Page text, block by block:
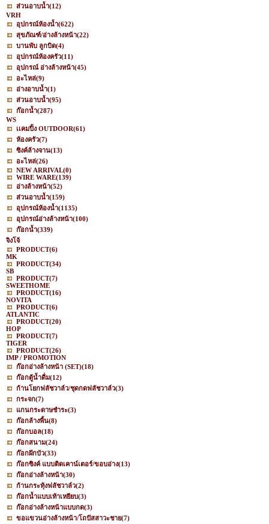
ส่วนอาบน้ำ(12)
VRH
อุปกรณ์ห้องน้ำ(622)
สุขภัณฑ์/อ่างล้างหน้า(22)
บานพับ ลูกบิด(4)
อุปกรณ์ห้องครัว(11)
อุปกรณ์ อ่างล้างหน้า(45)
อะไหล่(9)
อ่างอาบน้ำ(1)
ส่วนอาบน้ำ(95)
ก๊อกน้ำ(287)
WS
เเคมปิ้ง OUTDOOR(61)
ห้องครัว(7)
ซิงค์ล้างจาน(13)
อะไหล่(26)
NEW ARRIVAL(0)
WIRE WARE(139)
อ่างล้างหน้า(52)
ส่วนอาบน้ำ(159)
อุปกรณ์ห้องน้ำ(1135)
อุปกรณ์อ่างล้างหน้า(100)
ก๊อกน้ำ(339)
จิงโจ้
PRODUCT(6)
MK
PRODUCT(34)
SB
PRODUCT(7)
SWEETHOME
PRODUCT(16)
NOVITA
PRODUCT(6)
ATLANTIC
PRODUCT(20)
HOP
PRODUCT(7)
TIGER
PRODUCT(26)
IMP / PROMOTION
ก๊อกอ่างล้างหน้า (SET)(18)
ก๊อกตู้น้ำดื่ม(12)
ก้านโยกฟลัชวาล์ว/ชุดกดฟลัชวาล์ว(3)
กระจก(7)
แกนกระดาษชำระ(3)
ก๊อกล้างพื้น(8)
ก๊อกบอล(18)
ก๊อกสนาม(24)
ก๊อกฝักบัว(33)
ก๊อกซิงค์ แบบติดเคาน์เตอร์/ขอบอ่าง(13)
ก๊อกอ่างล้างหน้า(30)
ก้านกระทุ้งฟลัชวาล์ว(2)
ก๊อกน้ำแบบเท้าเหยียบ(3)
ก๊อกอ่างล้างหน้าแบบกด(3)
ขอแขวนอ่างล้างหน้า/โถปัสสาวะชาย(7)